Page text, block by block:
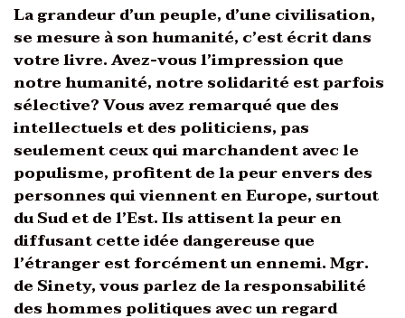
La grandeur d’un peuple, d’une civilisation,
se mesure à son humanité, c’est écrit dans
votre livre. Avez-vous l’impression que
notre humanité, notre solidarité est parfois
sélective? Vous avez remarqué que des
intellectuels et des politiciens, pas
seulement ceux qui marchandent avec le
populisme, profitent de la peur envers des
personnes qui viennent en Europe, surtout
du Sud et de l’Est. Ils attisent la peur en
diffusant cette idée dangereuse que
l’étranger est forcément un ennemi. Mgr.
de Sinety, vous parlez de la responsabilité
des hommes politiques avec un regard